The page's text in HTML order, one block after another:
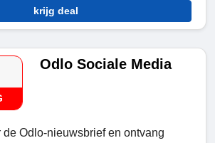
krijg deal
Odlo Sociale Media
de Odlo-nieuwsbrief en ontvang